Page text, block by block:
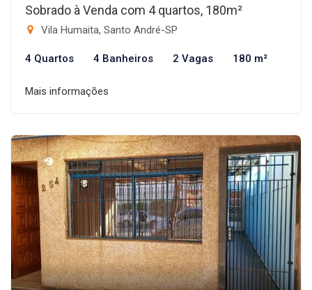
Sobrado à Venda com 4 quartos, 180m²
Vila Humaita, Santo André-SP
4 Quartos 4 Banheiros 2 Vagas 180 m²
Mais informações